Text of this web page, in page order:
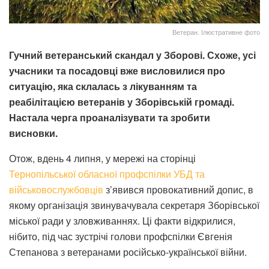
Ветеран. Ілюстративне фото
Гучний ветеранський скандал у Зборові. Схоже, усі
учасники та посадовці вже висловилися про
ситуацію, яка склалась з лікуванням та
реабілітацією ветеранів у Зборівській громаді.
Настала черга проаналізувати та зробити
висновки.
Отож, вдень 4 липня, у мережі на сторінці
Тернопільської обласної профспілки УБД та
військовослужбовців з’явився провокативний допис, в
якому організація звинувачувала секретаря Зборівської
міської ради у зловживаннях. Ці факти відкрилися,
нібито, під час зустрічі голови профспілки Євгенія
Степанова з ветеранами російсько-української війни.